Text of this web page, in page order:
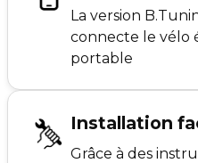
La version
connecte le vélo
portable
Installation
Grâce à des